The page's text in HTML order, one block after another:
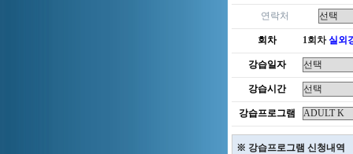
연락처
회차 1회차실외
강습일자
강습시간
강습프로그램
※ 강습프로그램 신청내역